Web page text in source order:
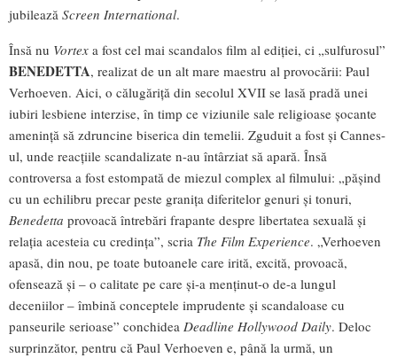
jubilează Screen International.
Însă nu Vortex a fost cel mai scandalos film al ediției, ci „sulfurosul”
BENEDETTA, realizat de un alt mare maestru al provocării: Paul
Verhoeven. Aici, o călugăriță din secolul XVII se lasă pradă unei
iubiri lesbiene interzise, în timp ce viziunile sale religioase șocante
amenință să zdruncine biserica din temelii. Zguduit a fost și Cannes-
ul, unde reacțiile scandalizate n-au întârziat să apară. Însă
controversa a fost estompată de miezul complex al filmului: „pășind
cu un echilibru precar peste granița diferitelor genuri și tonuri,
Benedetta provoacă întrebări frapante despre libertatea sexuală și
relația acesteia cu credința”, scria The Film Experience. „Verhoeven
apasă, din nou, pe toate butoanele care irită, excită, provoacă,
ofensează și – o calitate pe care și-a menținut-o de-a lungul
deceniilor – îmbină conceptele imprudente și scandaloase cu
panseurile serioase” conchidea Deadline Hollywood Daily. Deloc
surprinzător, pentru că Paul Verhoeven e, până la urmă, un